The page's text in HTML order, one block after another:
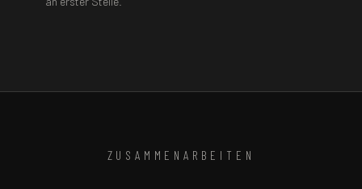
ZUSAMMENARBEITEN